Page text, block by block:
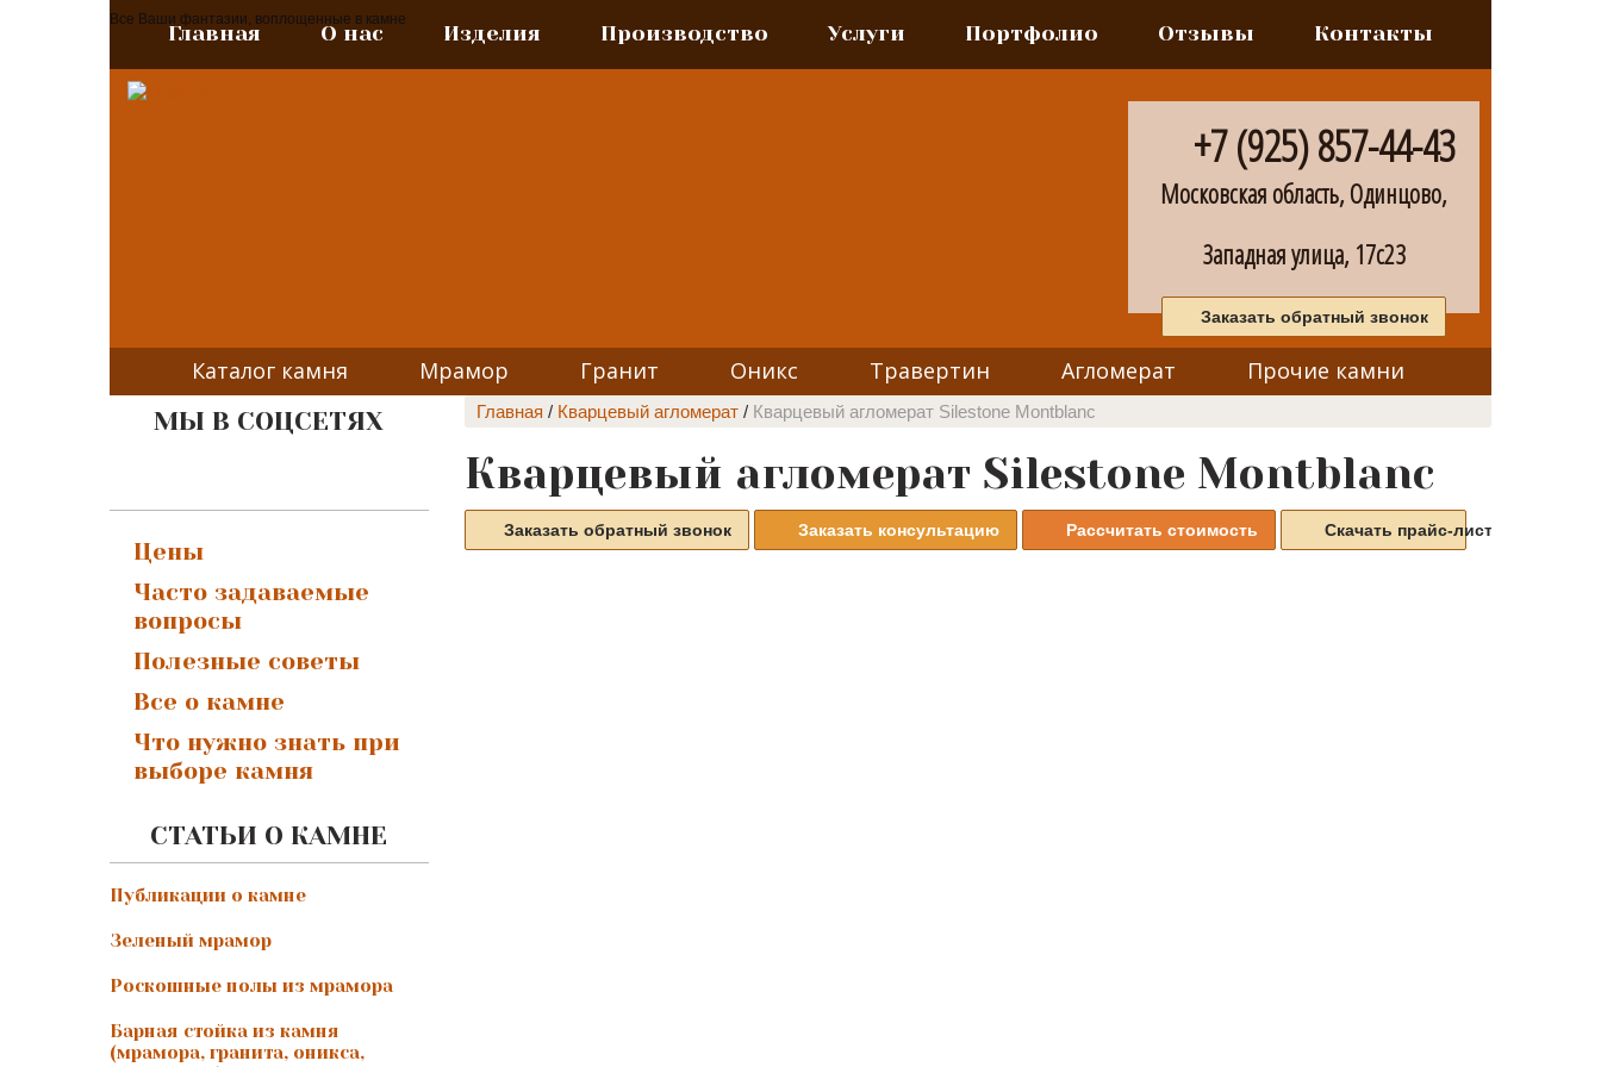
Все Ваши фантазии, воплощенные в камне
Главная О нас Изделия Производство Услуги Портфолио Отзывы Контакты
+7 (925) 857-44-43
Московская область, Одинцово,
Западная улица, 17с23
Заказать обратный звонок
Каталог камня Мрамор Гранит Оникс Травертин Агломерат Прочие камни
МЫ В СОЦСЕТЯХ
Цены
Часто задаваемые
вопросы
Полезные советы
Все о камне
Что нужно знать при
выборе камня
СТАТЬИ О КАМНЕ
Публикации о камне
Зеленый мрамор
Роскошные полы из мрамора
Барная стойка из камня
(мрамора, гранита, оникса,
Главная / Кварцевый агломерат / Кварцевый агломерат Silestone Montblanc
Кварцевый агломерат Silestone Montblanc
Заказать обратный звонок Заказать консультацию Рассчитать стоимость Скачать прайс-листы